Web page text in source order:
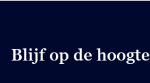
Blijf op de hoogte